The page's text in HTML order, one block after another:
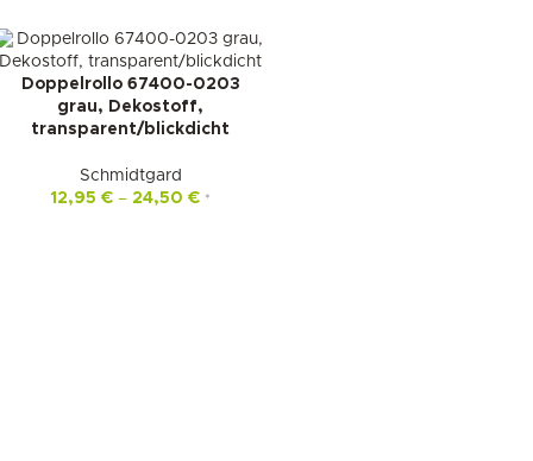
Doppelrollo 67400-0203
grau, Dekostoff,
transparent/blickdicht
Schmidtgard
12,95 € – 24,50 € *